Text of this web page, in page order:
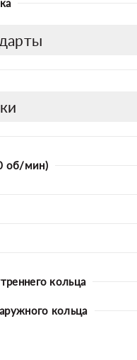
об/мин)
кольца
кольца